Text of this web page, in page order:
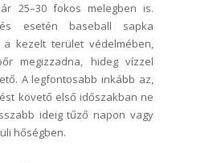
25–30 fokos melegben is.
esetén baseball sapka
kezelt terület védelmében,
megizzadna, hideg vízzel
A legfontosabb inkább az,
követő első időszakban ne
ideig tűző napon vagy
hőségben.